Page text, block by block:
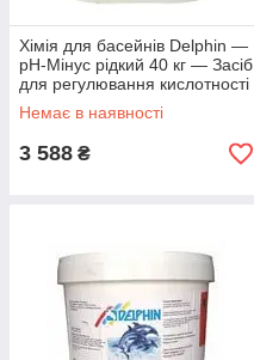
Хімія для басейнів Delphin —
рН-Мінус рідкий 40 кг — Засіб
для регулювання кислотності
води
Немає в наявності
3 588 ₴